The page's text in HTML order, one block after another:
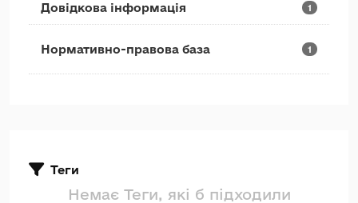
Довідкова інформація 1
Нормативно-правова база 1
Теги
Немає Теги, які б підходили